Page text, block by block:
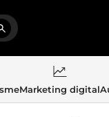
Marketing digital